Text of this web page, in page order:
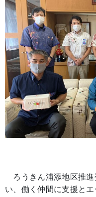
ろうきん浦添地区推進
い、働く仲間に支援と